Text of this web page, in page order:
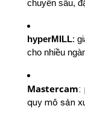
chuyên sâu,
hyperMILL:
cho nhiều
Mastercam:
quy mô sản